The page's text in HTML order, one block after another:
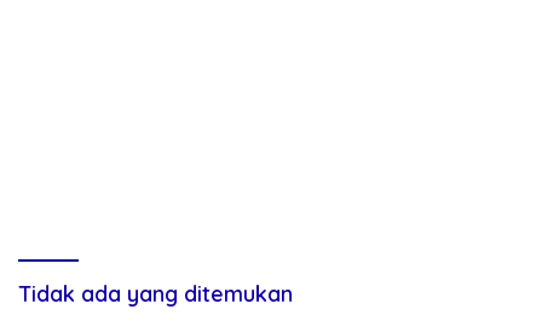
Tidak ada yang ditemukan